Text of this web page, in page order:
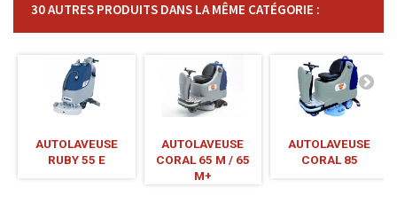
30 AUTRES PRODUITS DANS LA MÊME CATÉGORIE :
AUTOLAVEUSE
RUBY 55 E
AUTOLAVEUSE
CORAL 65 M / 65
M+
AUTOLAVEUSE
CORAL 85